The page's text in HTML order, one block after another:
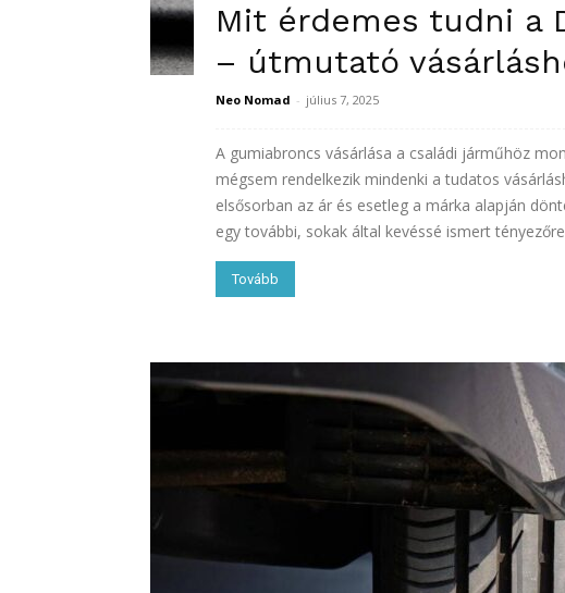
Mit érdemes tudni a
– útmutató
Neo Nomad - július 7, 2025
A gumiabroncs vásárlása a családi járműhöz
mégsem rendelkezik mindenki a tudatos
elsősorban az ár és esetleg a márka alapján
egy további, sokak által kevéssé ismert tényezőre
Tovább